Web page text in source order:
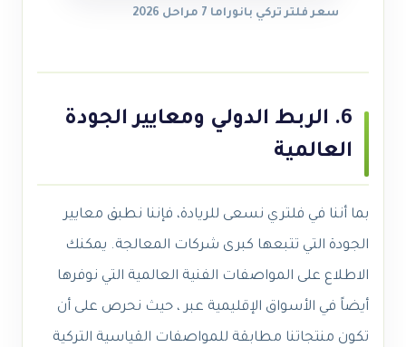
سعر فلتر تركي بانوراما 7 مراحل 2026
6. الربط الدولي ومعايير الجودة
العالمية
بما أننا في فلتري نسعى للريادة، فإننا نطبق معايير
الجودة التي تتبعها كبرى شركات المعالجة. يمكنك
الاطلاع على المواصفات الفنية العالمية التي نوفرها
أيضاً في الأسواق الإقليمية عبر ، حيث نحرص على أن
تكون منتجاتنا مطابقة للمواصفات القياسية التركية